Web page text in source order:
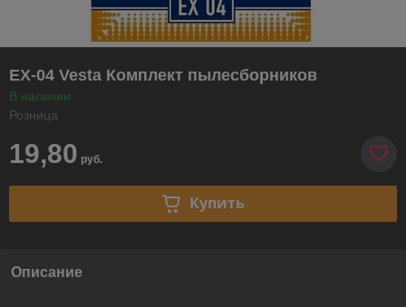
EX-04 Vesta Комплект пылесборников
В наличии
Розница
19,80 руб.
Купить
Описание